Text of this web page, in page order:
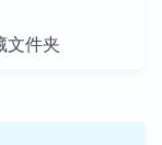
文件夹